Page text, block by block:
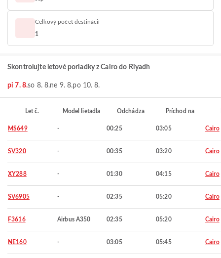
Celkový počet destinácií
1
Skontrolujte letové poriadky z Cairo do Riyadh
pi 7. 8.so 8. 8.ne 9. 8.po 10. 8.
Let č. Model lietadla Odchádza Príchod na
MS649 - 00:25 03:05 Cairo
SV320 - 00:35 03:20 Cairo
XY288 - 01:30 04:15 Cairo
SV6905 - 02:35 05:20 Cairo
F3616 Airbus A350 02:35 05:20 Cairo
NE160 - 03:05 05:45 Cairo